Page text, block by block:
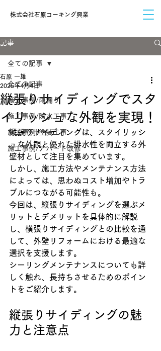
​株式会社石原コーキング興業
記事
全ての記事
施工事例/雨漏り
施工事例/防水工事
施工事例/塗装工事
施工事例/アパート改修
全ての記事
縦張りサイディングでスタ
イリッシュな外観を実現！
石原 一雄
2025年4月4日
縦張りサイディングは、スタイリッシ
ュな外観と優れた排水性を両立する外
壁材として注目を集めています。
しかし、施工方法やメンテナンス方法
によっては、思わぬコスト増加やトラ
ブルにつながる可能性も。
今回は、縦張りサイディングを選ぶメ
リットとデメリットを具体的に解説
し、横張りサイディングとの比較を通
して、外壁リフォームにおける最適な
選択を支援します。
シーリングメンテナンスについても詳
しく触れ、長持ちさせるためのポイン
トをご紹介します。
縦張りサイディングの魅
力と注意点